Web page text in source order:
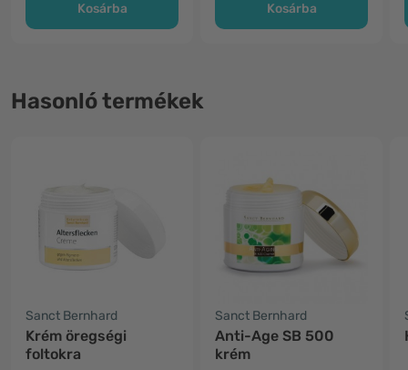
Kosárba Kosárba
Hasonló termékek
Sanct Bernhard
Krém öregségi
foltokra
Sanct Bernhard
Anti-Age SB 500
krém